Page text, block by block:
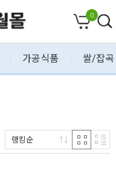
0
가공식품 쌀/잡곡
랭킹순